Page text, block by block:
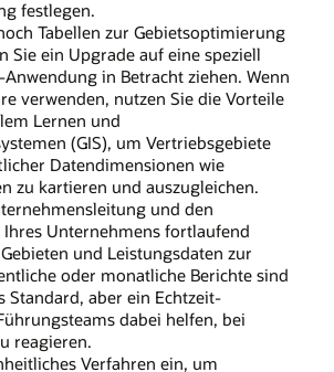
festlegen.
Tabellen zur Gebietsoptimierung
Sie ein Upgrade auf eine speziell
in Betracht ziehen. Wenn
verwenden, nutzen Sie die Vorteile
Lernen und
(GIS), um Vertriebsgebiete
Datendimensionen wie
zu kartieren und auszugleichen.
und den
Ihres Unternehmens fortlaufend
und Leistungsdaten zur
oder monatliche Berichte sind
Standard, aber ein Echtzeit-
dabei helfen, bei
reagieren.
Verfahren ein, um